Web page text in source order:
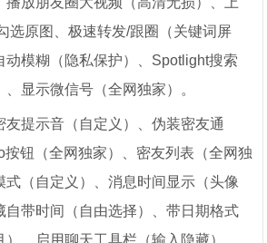
选原图、极速转发/跟圈（关键词屏
动模糊（隐私保护）、Spotlight搜索
、显示微信号（全网独家）。
友提示音（自定义）、伪装密友通
按钮（全网独家）、密友列表（全网独
式（自定义）、消息时间显示（头像
自带时间（自由选择）、带日期格式
）、启用聊天工具栏（输入隐藏）、